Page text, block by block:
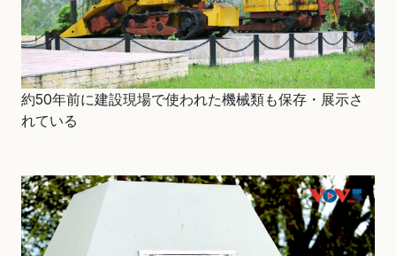
約50年前に建設現場で使われた機械類も保存・展示さ
れている